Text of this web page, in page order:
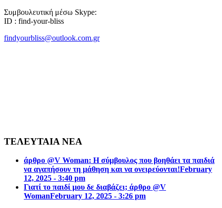
Συμβουλευτική μέσω Skype:
ID : find-your-bliss
findyourbliss@outlook.com.gr
ΤΕΛΕΥΤΑΙΑ ΝΕΑ
άρθρο @V Woman: Η σύμβουλος που βοηθάει τα παιδιά
να αγαπήσουν τη μάθηση και να ονειρεύονται!February
12, 2025 - 3:40 pm
Γιατί το παιδί μου δε διαβάζει; άρθρο @V
WomanFebruary 12, 2025 - 3:26 pm